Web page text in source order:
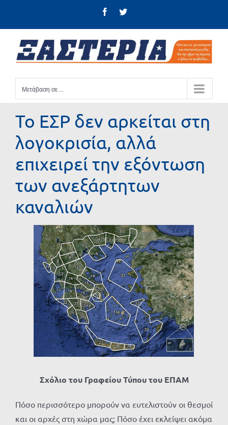
FacebookTwitter
Μετάβαση σε ...
Το ΕΣΡ δεν αρκείται στη
λογοκρισία, αλλά
επιχειρεί την εξόντωση
των ανεξάρτητων
καναλιών
Προβολή
μεγαλύτερης
εικόνας
Σχόλιο του Γραφείου Τύπου του ΕΠΑΜ
Πόσο περισσότερο μπορούν να ευτελιστούν οι θεσμοί
και οι αρχές στη χώρα μας; Πόσο έχει εκλείψει ακόμα